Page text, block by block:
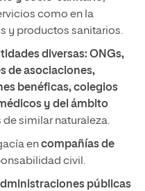
como en la
y productos sanitarios.
diversas: ONGs,
de asociaciones,
benéficas, colegios
y del ámbito
de similar naturaleza.
encompañías de
civil.
públicas